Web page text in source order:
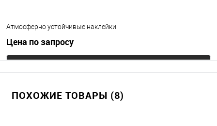
Атмосферно устойчивые наклейки
Цена по запросу
В избранное
ПОХОЖИЕ ТОВАРЫ (8)